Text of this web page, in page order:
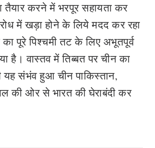
करने में भरपूर सहायता कर
में खड़ा होने के लिये मदद कर रहा
पूरे पिश्चमी तट के लिए अभूतपूर्व
है। वास्तव में तिब्बत पर चीन का
यह संभंव हुआ चीन पाकिस्तान,
की ओर से भारत की घेराबंदी कर